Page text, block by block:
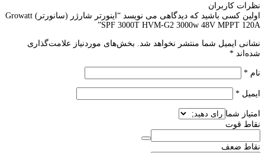
اولین کسی باشید که دیدگاهی می نویسد “اینورتر شارژر (سانورتر) Growatt
SPF 3000T HVM-G2 3000w 48V
شما منتشر نخواهد شد. بخش‌های موردنیاز علامت‌گذاری